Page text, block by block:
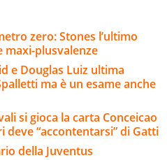
zero: Stones l’ultimo
maxi-plusvalenze
e Douglas Luiz ultima
ma è un esame anche
si gioca la carta Conceicao
“accontentarsi” di Gatti
della Juventus